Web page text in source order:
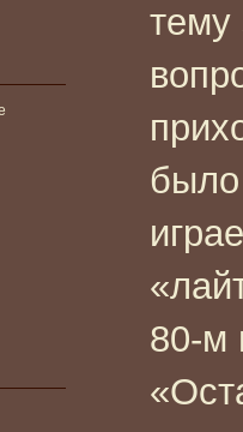
тему
было
80-м